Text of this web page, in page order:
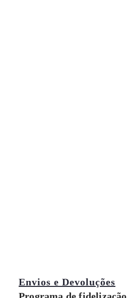
Envios e Devoluções